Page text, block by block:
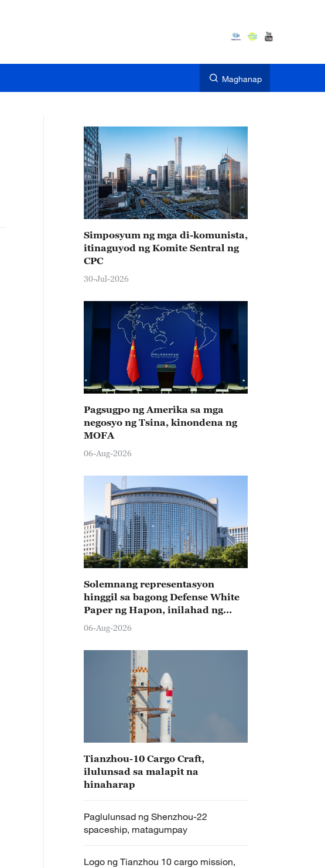
Maghanap
Simposyum ng mga di-komunista,
itinaguyod ng Komite Sentral ng
CPC
30-Jul-2026
Pagsugpo ng Amerika sa mga
negosyo ng Tsina, kinondena ng
MOFA
06-Aug-2026
Solemnang representasyon
hinggil sa bagong Defense White
Paper ng Hapon, inilahad ng
Tsina
06-Aug-2026
Tianzhou-10 Cargo Craft,
ilulunsad sa malapit na
hinaharap
Paglulunsad ng Shenzhou-22
spaceship, matagumpay
Logo ng Tianzhou 10 cargo mission,